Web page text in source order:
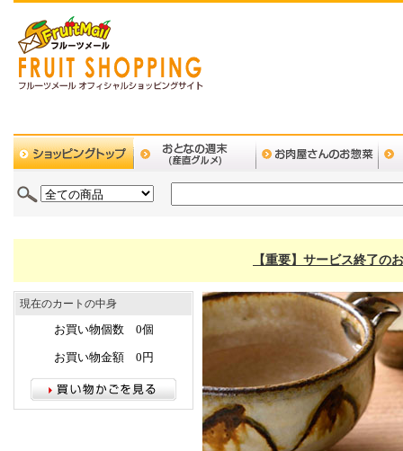
【重要】サービス終了の
現在のカートの中身
お買い物個数 0個
お買い物金額 0円